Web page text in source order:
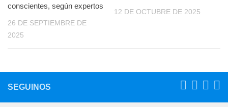
conscientes, según expertos
26 DE SEPTIEMBRE DE
2025
12 DE OCTUBRE DE 2025
SEGUINOS